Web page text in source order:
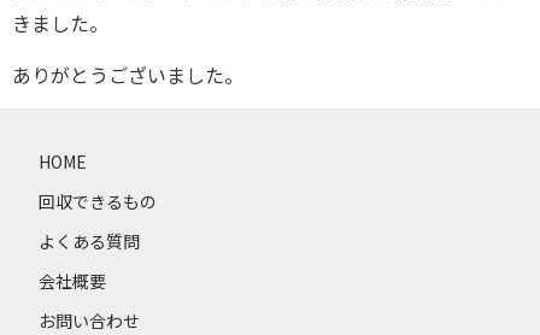
きました。
ありがとうございました。
HOME
回収できるもの
よくある質問
会社概要
お問い合わせ